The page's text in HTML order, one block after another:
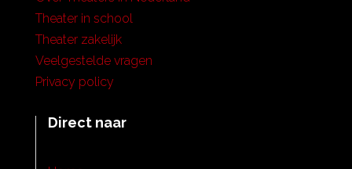
Theater in school
Theater zakelijk
Veelgestelde vragen
Privacy policy
Direct naar